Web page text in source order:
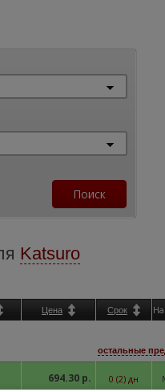
Katsuro
Цена Срок
остальные
694.30 р. 0 (2) дн